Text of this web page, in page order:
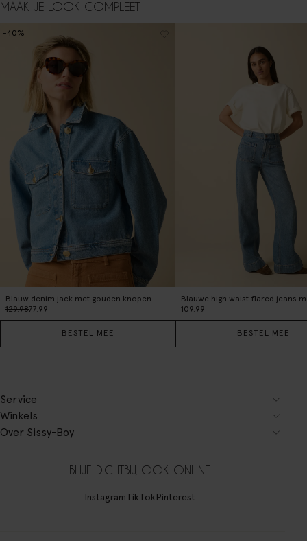
MAAK JE LOOK COMPLEET
Blauw denim jack met gouden knopen
129.9877.99
-40%
BESTEL MEE
109.99
BESTEL MEE
Service
Winkels
Over Sissy-Boy
BLIJF DICHTBIJ, OOK ONLINE
InstagramTikTokPinterest